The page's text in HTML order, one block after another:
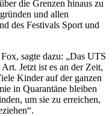
die Grenzen hinaus zu
und allen
des Festivals Sport und
sagte dazu: „Das UTS
Jetzt ist es an der Zeit,
Kinder auf der ganzen
in Quarantäne bleiben
um sie zu erreichen,